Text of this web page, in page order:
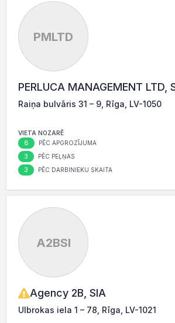
PMLTD
PERLUCA MANAGEMENT LTD,
Raiņa bulvāris 31 – 9, Rīga, LV-1050
VIETA NOZARĒ
8 PĒC APGROZĪJUMA
3 PĒC PEĻŅAS
3 PĒC DARBINIEKU SKAITA
A2BSI
Agency 2B, SIA
Ulbrokas iela 1 – 78, Rīga, LV-1021